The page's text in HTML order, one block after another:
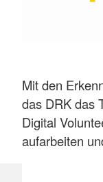
Mit den
das DRK das
Digital
aufarbeiten